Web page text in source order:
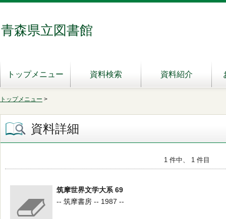
青森県立図書館
トップメニュー 資料検索 資料紹介
トップメニュー >
資料詳細
1 件中、 1 件目
筑摩世界文学大系 69
-- 筑摩書房 -- 1987 --